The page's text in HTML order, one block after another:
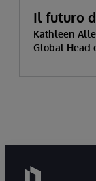
Il futuro
Kathleen
Global Head